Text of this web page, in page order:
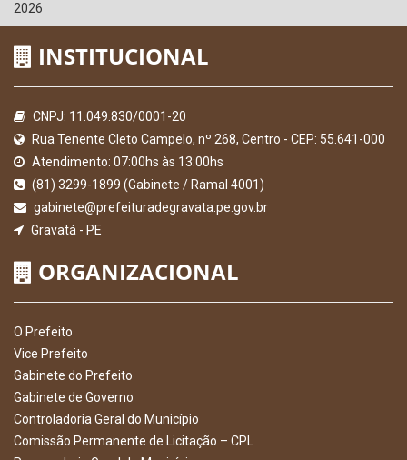
2026
INSTITUCIONAL
CNPJ: 11.049.830/0001-20
Rua Tenente Cleto Campelo, nº 268, Centro - CEP: 55.641-000
Atendimento: 07:00hs às 13:00hs
(81) 3299-1899 (Gabinete / Ramal 4001)
gabinete@prefeituradegravata.pe.gov.br
Gravatá - PE
ORGANIZACIONAL
O Prefeito
Vice Prefeito
Gabinete do Prefeito
Gabinete de Governo
Controladoria Geral do Município
Comissão Permanente de Licitação – CPL